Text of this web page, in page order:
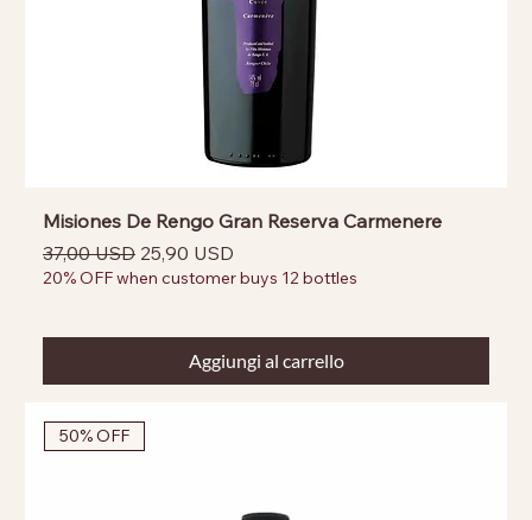
Misiones De Rengo Gran Reserva Carmenere
Prezzo regolare
37,00 USD Prezzo scontato
25,90 USD
20% OFF when customer buys 12 bottles
Aggiungi al carrello
50% OFF